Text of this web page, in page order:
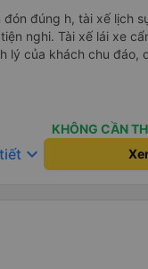
bị sao vậy?&quot;
giờ là 2:30 và tôi
Tôi nghĩ tài
Tôi vẫn đang nghĩ rằng
đón đúng h, tài xế lịch
nghi. Tài xế lái xe
lý của khách chu đáo,
KHÔNG CẦN
keyboard_arrow_down